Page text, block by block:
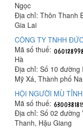
Ngọc
Địa chỉ: Thôn Thanh
Gia Lai
CÔNG TY TNHH
Mã số thuế:
Hà
Địa chỉ: Số 10 đường
Mỹ Xá, Thành phố
HỘI NGƯỜI MÙ
Mã số thuế:
Địa chỉ: Số 02 đường
Thanh, Hậu Giang